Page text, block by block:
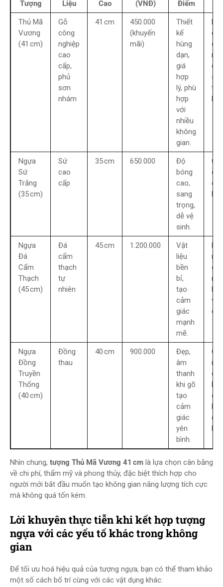
Tượng
Liệu
Cao
(VNĐ)
Điểm
Thủ Mã
Vương
(41 cm)
Gỗ
công
nghiệp
cao
cấp,
phủ
sơn
nhám
41 cm
450.000
(khuyến
mãi)
Thiết
kế
hùng
dạn,
giá
hợp
lý, phù
hợp
với
nhiều
không
gian.
có
tích
Ngựa
Sứ
Trắng
(35 cm)
Sứ
cao
cấp
35 cm 650.000
Độ
bóng
cao,
sang
trọng,
dễ vệ
sinh.
Giá
dễ
khi
Ngựa
Đá
Cẩm
Thạch
(45 cm)
Đá
cẩm
thạch
tự
nhiên
45 cm 1.200.000
Vật
liệu
bền
bỉ,
tạo
cảm
giác
mạnh
mẽ.
cần
Ngựa
Đồng
Truyền
Thống
(40 cm)
Đồng
thau
40 cm 900.000
Đẹp,
âm
thanh
khi gõ
tạo
cảm
giác
yên
bình.
Có
cơ
cần
kỹ.
Nhìn chung, tượng Thủ Mã Vương 41 cm là lựa chọn cân bằng
về chi phí, thẩm mỹ và phong thủy, đặc biệt thích hợp cho
người mới bắt đầu muốn tạo không gian năng lượng tích cực
mà không quá tốn kém.
Lời khuyên thực tiễn khi kết hợp tượng
ngựa với các yếu tố khác trong không
gian
Để tối ưu hoá hiệu quả của tượng ngựa, bạn có thể tham khảo
một số cách bố trí cùng với các vật dụng khác: